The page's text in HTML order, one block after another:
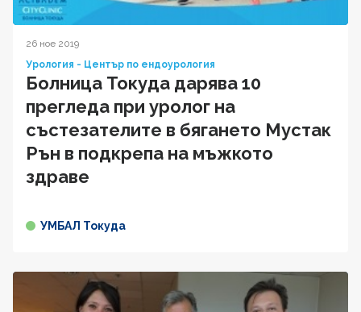
26 ное 2019
Урология - Център по ендоурология
Болница Токуда дарява 10
прегледа при уролог на
състезателите в бягането Мустак
Рън в подкрепа на мъжкото
здраве
УМБАЛ Токуда